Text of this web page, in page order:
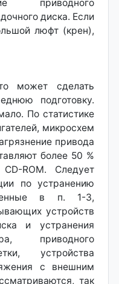
приводного
диска. Если
люфт (крен),
может сделать
подготовку.
По статистике
микросхем
привода
более 50 %
ROM. Следует
по устранению
в п. 1-3,
устройств
и устранения
приводного
устройства
с внешним
так